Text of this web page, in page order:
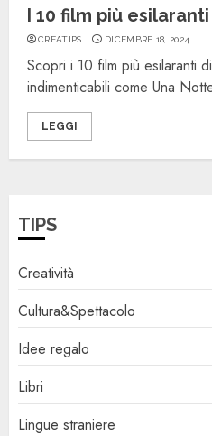
I 10 film più
CREATIPS DICEMBRE 18, 2024
Scopri i 10 film più esilaranti
indimenticabili come Una
LEGGI
TIPS
Creatività
Cultura&Spettacolo
Idee regalo
Libri
Lingue straniere